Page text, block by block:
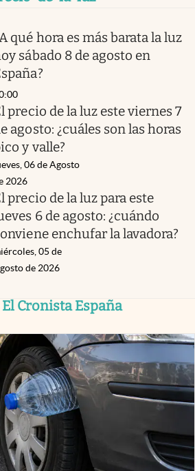
qué hora es más barata la luz
sábado 8 de agosto en
precio de la luz este viernes 7
agosto: ¿cuáles son las horas
y valle?
06 de Agosto
2026
precio de la luz para este
6 de agosto: ¿cuándo
enchufar la lavadora?
05 de
de 2026
Cronista España